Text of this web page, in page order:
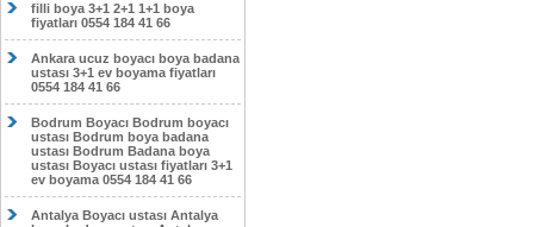
filli boya 3+1 2+1 1+1 boya
fiyatları 0554 184 41 66
Ankara ucuz boyacı boya badana
ustası 3+1 ev boyama fiyatları
0554 184 41 66
Bodrum Boyacı Bodrum boyacı
ustası Bodrum boya badana
ustası Bodrum Badana boya
ustası Boyacı ustası fiyatları 3+1
ev boyama 0554 184 41 66
Antalya Boyacı ustası Antalya